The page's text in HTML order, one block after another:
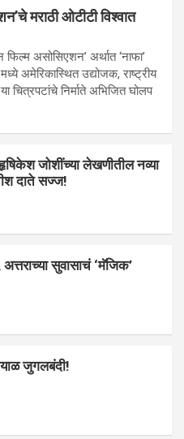
मराठी ओटीटी विश्वात
असोसिएशन’ अर्थात ‘नाफा’
अमेरिकास्थित उद्योजक, राष्ट्रीय
चित्रपटांचे निर्माते अभिजित घोलप
हृषिकेश जोशींच्या लेखणीतील नव्या
दाते सज्ज!
सुवासाचं ‘मॅजिक’
जुगलबंदी!